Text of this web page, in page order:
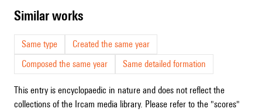
similar works
Same type
Created the same year
Composed the same year
Same detailed formation
This entry is encyclopaedic in nature and does not reflect the
collections of the Ircam media library. Please refer to the "scores"